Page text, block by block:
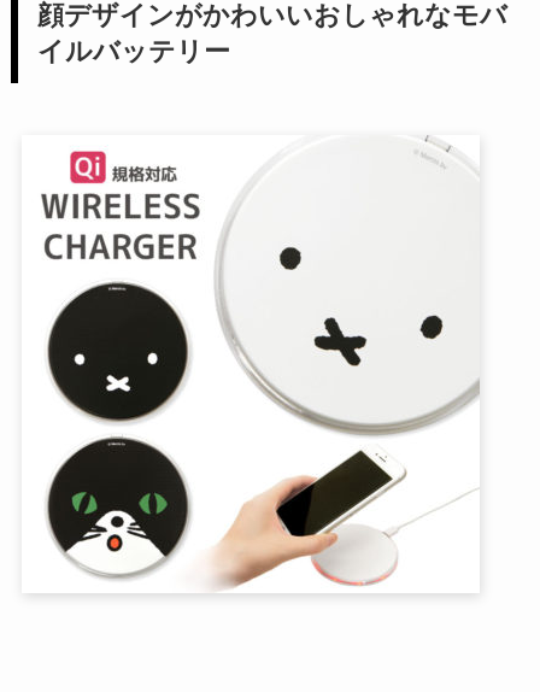
顔デザインがかわいいおしゃれなモバ
イルバッテリー